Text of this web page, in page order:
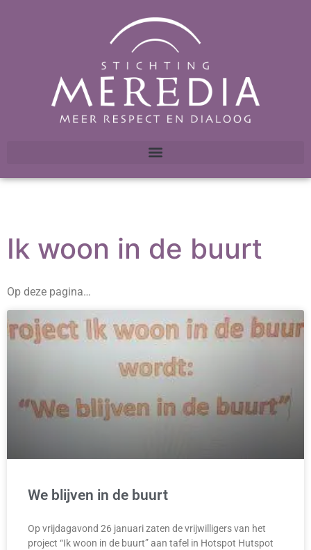
Ik woon in de buurt
Op deze pagina…
We blijven in de buurt
Op vrijdagavond 26 januari zaten de vrijwilligers van het
project “Ik woon in de buurt” aan tafel in Hotspot Hutspot